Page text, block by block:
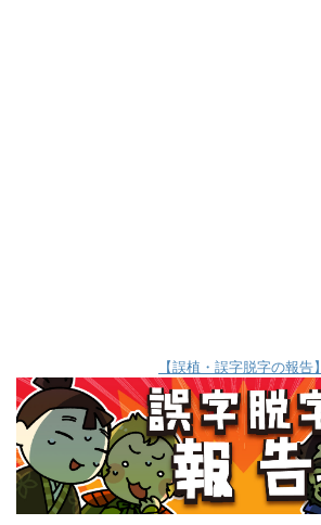
【誤植・誤字脱字の報告】